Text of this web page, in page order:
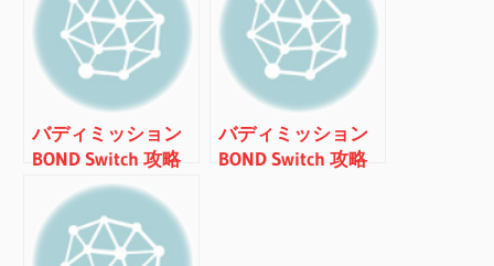
バディミッション
BOND Switch 攻略
メモ MISSION#17
バディミッション
BOND Switch 攻略